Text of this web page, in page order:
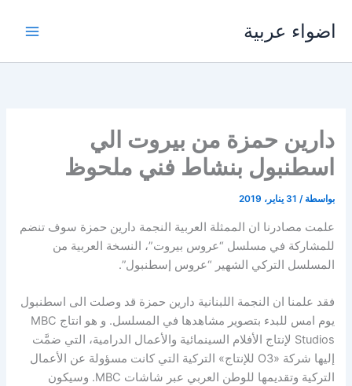
اضواء عربية
دارين حمزة من بيروت الي
اسطنبول بنشاط فني ملحوظ
بواسطة / 31 يناير، 2019
علمت مصادرنا ان الممثلة العربية النجمة دارين حمزة سوف تنضم
للمشاركة في مسلسل “عروس بيروت”، النسخة العربية من
المسلسل التركي الشهير “عروس إسطنبول”.
فقد علمنا ان النجمة اللبنانية دارين حمزة قد وصلت الى اسطنبول
يوم امس للبدء بتصوير مشاهدها في المسلسل. و هو انتاج MBC
Studios لإنتاج الأفلام السينمائية والأعمال الدرامية، التي ضمَّت
إليها شركة «O3 للإنتاج» التركية التي كانت مسؤولة عن الأعمال
التركية وتقديمها للوطن العربي عبر شاشات MBC. وسيكون